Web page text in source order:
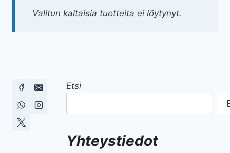
Valitun kaltaisia tuotteita ei löytynyt.
Etsi
Yhteystiedot